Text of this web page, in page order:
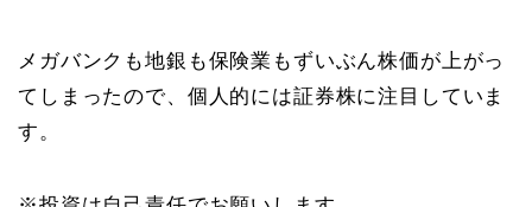
メガバンクも地銀も保険業もずいぶん株価が上がっ
てしまったので、個人的には証券株に注目していま
す。